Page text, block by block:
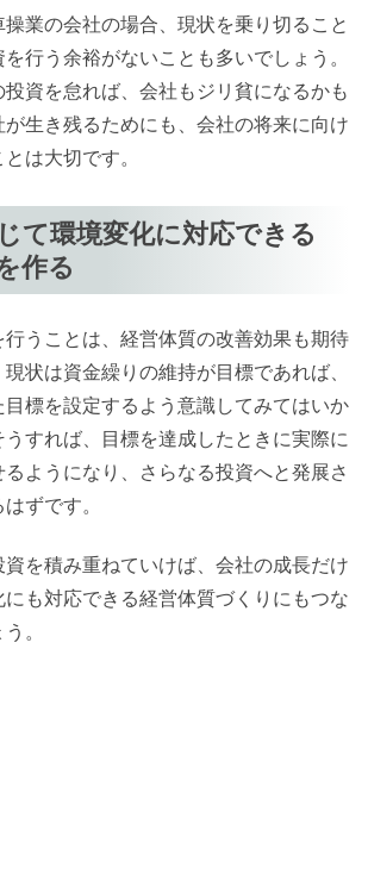
業の会社の場合、現状を乗り切ること
行う余裕がないことも多いでしょう。
資を怠れば、会社もジリ貧になるかも
が生き残るためにも、会社の将来に向け
は大切です。
て環境変化に対応できる
作る
うことは、経営体質の改善効果も期待
状は資金繰りの維持が目標であれば、
標を設定するよう意識してみてはいか
すれば、目標を達成したときに実際に
ようになり、さらなる投資へと発展さ
ずです。
を積み重ねていけば、会社の成長だけ
も対応できる経営体質づくりにもつな
。